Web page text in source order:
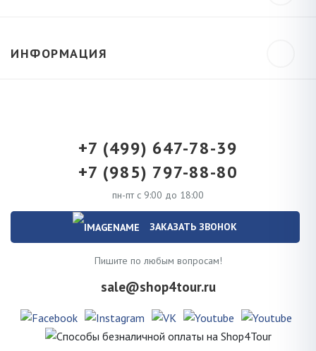
ИНФОРМАЦИЯ
+7 (499) 647-78-39
+7 (985) 797-88-80
пн-пт с 9:00 до 18:00
ЗАКАЗАТЬ ЗВОНОК
Пишите по любым вопросам!
sale@shop4tour.ru